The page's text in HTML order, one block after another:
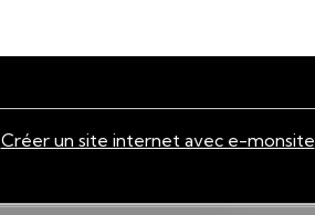
Créer un site internet avec e-monsite